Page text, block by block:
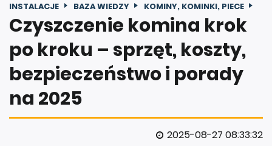
INSTALACJE BAZA WIEDZY KOMINY, KOMINKI, PIECE
Czyszczenie komina krok
po kroku – sprzęt, koszty,
bezpieczeństwo i porady
na 2025
2025-08-27 08:33:32